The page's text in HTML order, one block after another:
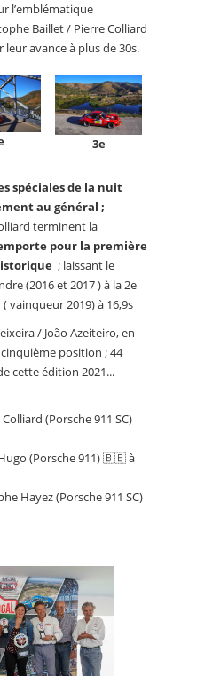
l’emblématique
Baillet / Pierre Colliard
leur avance à plus de 30s.
3e
spéciales de la nuit
au général ;
terminent la
pour la première
; laissant le
(2016 et 2017 ) à la 2e
vainqueur 2019) à 16,9s
/ João Azeiteiro, en
position ; 44
cette édition 2021...
(Porsche 911 SC)
(Porsche 911) 🇧🇪 à
Hayez (Porsche 911 SC)